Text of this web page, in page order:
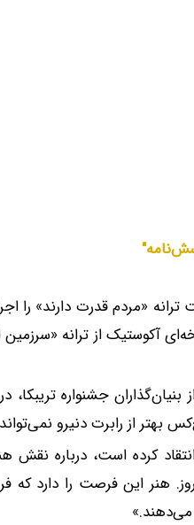
«مردم قدرت دارند» را
آکوستیک از ترانه «سرزمین
جشنواره
بهتر از رابرت دنیرو
کرده است، درباره
هنر این فرصت را دارد